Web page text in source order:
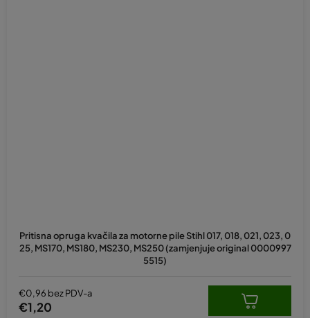
Pritisna opruga kvačila za motorne pile Stihl 017, 018, 021, 023, 0
25, MS170, MS180, MS230, MS250 (zamjenjuje original 0000997
5515)
€0,96 bez PDV-a
€1,20